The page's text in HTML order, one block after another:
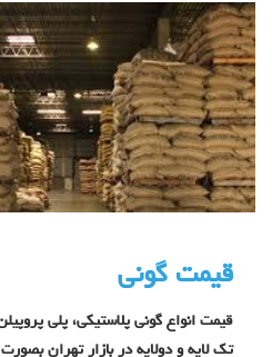
قیمت گونی
قیمت انواع گونی پلاستیکی، پلی
تک لایه و دولایه در بازار تهران